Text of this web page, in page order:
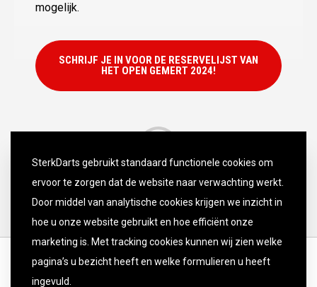
mogelijk.
SCHRIJF JE IN VOOR DE RESERVELIJST VAN
HET OPEN GEMERT 2024!
SterkDarts gebruikt standaard functionele cookies om
ervoor te zorgen dat de website naar verwachting werkt.
Door middel van analytische cookies krijgen we inzicht in
hoe u onze website gebruikt en hoe efficiënt onze
marketing is. Met tracking cookies kunnen wij zien welke
pagina’s u bezicht heeft en welke formulieren u heeft
ingevuld.